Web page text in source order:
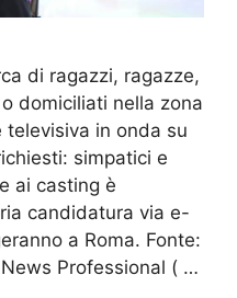
di ragazzi, ragazze,
domiciliati nella zona
televisiva in onda su
simpatici e
ai casting è
candidatura via e-
a Roma. Fonte:
Professional ( …